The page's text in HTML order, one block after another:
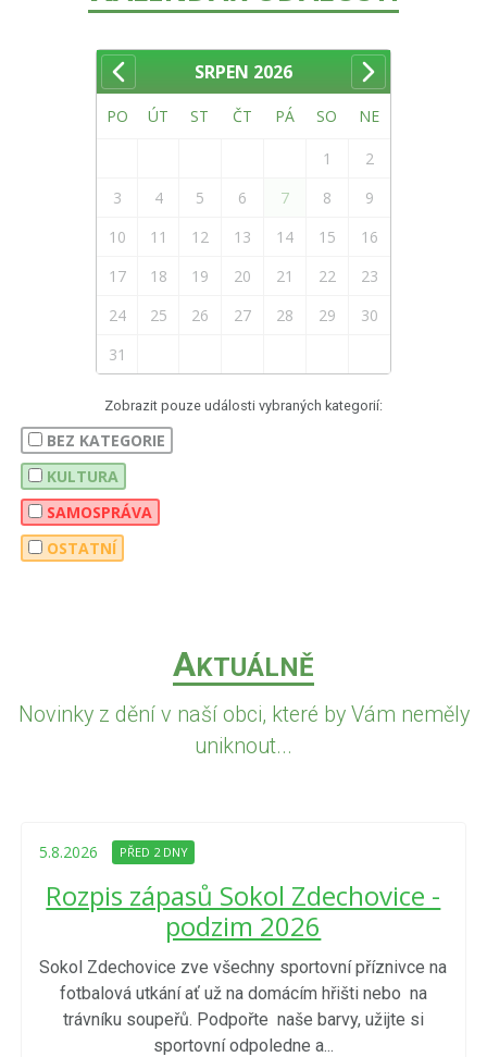
SRPEN 2026
PO ÚT ST ČT PÁ SO NE
1
2
3
4 5 6 7 8
9
10
11 12 13 14 15
16
17
18 19 20 21 22
23
24
25 26 27 28 29
30
31
Zobrazit pouze události vybraných kategorií:
BEZ KATEGORIE
KULTURA
SAMOSPRÁVA
OSTATNÍ
AKTUÁLNĚ
Novinky z dění v naší obci, které by Vám neměly
uniknout...
5.8.2026 PŘED 2 DNY
Rozpis zápasů Sokol Zdechovice -
podzim 2026
Sokol Zdechovice zve všechny sportovní příznivce na
fotbalová utkání ať už na domácím hřišti nebo na
trávníku soupeřů. Podpořte naše barvy, užijte si
sportovní odpoledne a...